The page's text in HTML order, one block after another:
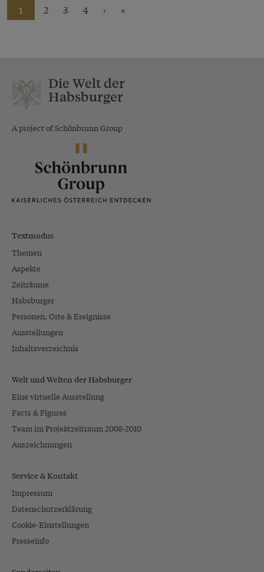
1 2 3 4 › »
Die Welt der
Habsburger
A project of Schönbrunn Group
Textmodus
Themen
Aspekte
Zeiträume
Habsburger
Personen, Orte & Ereignisse
Ausstellungen
Inhaltsverzeichnis
Welt und Welten der Habsburger
Eine virtuelle Ausstellung
Facts & Figures
Team im Projektzeitraum 2008-2010
Auszeichnungen
Service & Kontakt
Impressum
Datenschutzerklärung
Cookie-Einstellungen
Presseinfo